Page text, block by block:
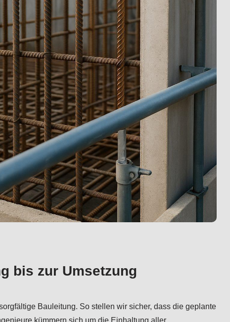
bis zur Umsetzung
Bauleitung. So stellen wir sicher, dass die geplante
kümmern sich um die Einhaltung aller